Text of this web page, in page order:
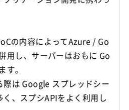
の内容によってAzure / Go
用し、サーバーはおもに Go
。
は Google スプレッドシー
く、スプシAPIをよく利用し